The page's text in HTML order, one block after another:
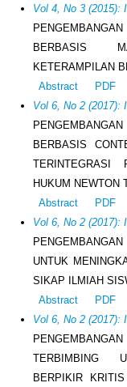
Vol 4, No 3 (2015):
BERBASIS
KETERAMPILAN
Abstract
PDF
Vol 6, No 2 (2017):
BERBASIS
TERINTEGRASI
HUKUM NEWTON
Abstract
PDF
Vol 6, No 2 (2017):
UNTUK
SIKAP ILMIAH
Abstract
PDF
Vol 6, No 2 (2017):
TERBIMBING
BERPIKIR